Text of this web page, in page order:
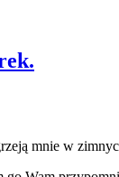
mnie w